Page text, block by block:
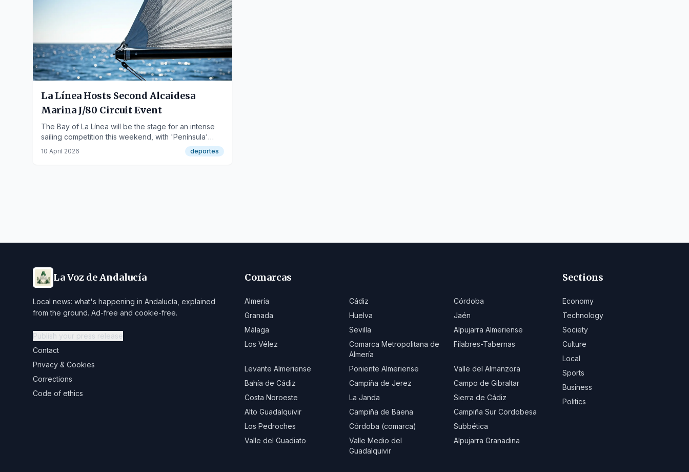
La Línea Hosts Second Alcaidesa
Marina J/80 Circuit Event
The Bay of La Línea will be the stage for an intense
sailing competition this weekend, with 'Península'
defending its lead.
10 April 2026 deportes
La Voz de Andalucía
Local news: what's happening in Andalucía, explained
from the ground. Ad-free and cookie-free.
Publish your press release
Contact
Privacy & Cookies
Corrections
Code of ethics
Comarcas
Almería Cádiz
Córdoba
Granada
Huelva
Jaén
Málaga
Sevilla
Alpujarra Almeriense
Los Vélez
Comarca Metropolitana de
Almería
Filabres-Tabernas
Levante Almeriense Poniente Almeriense
Valle del Almanzora
Bahía de Cádiz
Campiña de Jerez
Campo de Gibraltar
Costa Noroeste
La Janda
Sierra de Cádiz
Alto Guadalquivir
Campiña de Baena
Campiña Sur Cordobesa
Los Pedroches
Córdoba (comarca)
Subbética
Valle del Guadiato
Valle Medio del
Guadalquivir
Alpujarra Granadina
Sections
Economy
Technology
Society
Culture
Local
Sports
Business
Politics